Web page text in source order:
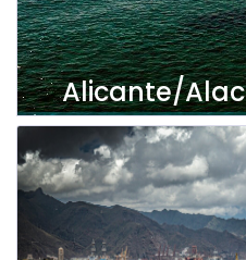
Alicante/
Visualizza gli immobili